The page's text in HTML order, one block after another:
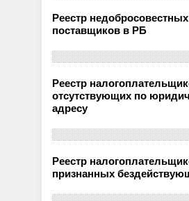
Реестр недобросовестных
поставщиков в РБ
Реестр
отсутствующих по
адресу
Реестр
признанных